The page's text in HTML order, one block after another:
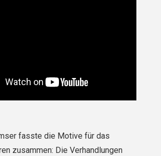
fasste die Motive für das
zusammen: Die Verhandlungen